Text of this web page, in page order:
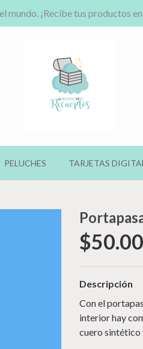
mundo. ¡Recibe tus productos
PELUCHES TARJETAS
Descripción
Con el
interior hay
cuero sintético